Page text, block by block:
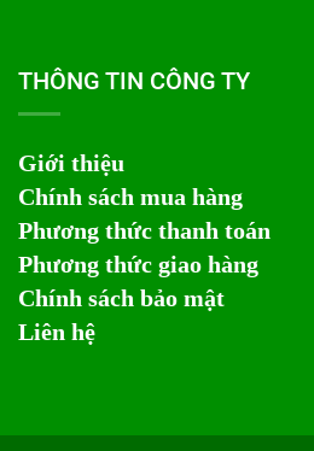
THÔNG TIN CÔNG TY
Giới thiệu
Chính sách mua hàng
Phương thức thanh toán
Phương thức giao hàng
Chính sách bảo mật
Liên hệ